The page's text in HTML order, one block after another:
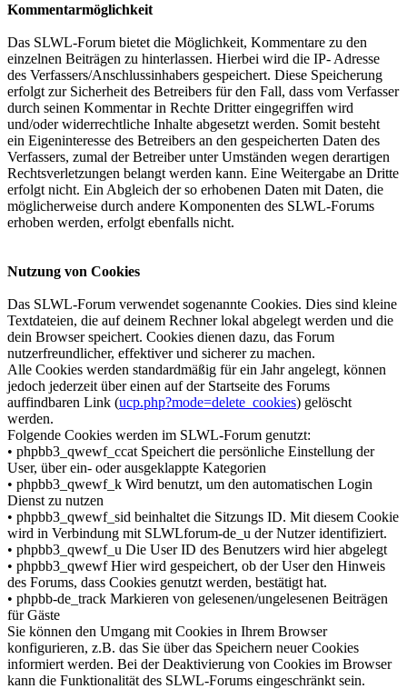
Kommentarmöglichkeit
Das SLWL-Forum bietet die Möglichkeit, Kommentare zu den
einzelnen Beiträgen zu hinterlassen. Hierbei wird die IP- Adresse
des Verfassers/Anschlussinhabers gespeichert. Diese Speicherung
erfolgt zur Sicherheit des Betreibers für den Fall, dass vom Verfasser
durch seinen Kommentar in Rechte Dritter eingegriffen wird
und/oder widerrechtliche Inhalte abgesetzt werden. Somit besteht
ein Eigeninteresse des Betreibers an den gespeicherten Daten des
Verfassers, zumal der Betreiber unter Umständen wegen derartigen
Rechtsverletzungen belangt werden kann. Eine Weitergabe an Dritte
erfolgt nicht. Ein Abgleich der so erhobenen Daten mit Daten, die
möglicherweise durch andere Komponenten des SLWL-Forums
erhoben werden, erfolgt ebenfalls nicht.
Nutzung von Cookies
Das SLWL-Forum verwendet sogenannte Cookies. Dies sind kleine
Textdateien, die auf deinem Rechner lokal abgelegt werden und die
dein Browser speichert. Cookies dienen dazu, das Forum
nutzerfreundlicher, effektiver und sicherer zu machen.
Alle Cookies werden standardmäßig für ein Jahr angelegt, können
jedoch jederzeit über einen auf der Startseite des Forums
auffindbaren Link (ucp.php?mode=delete_cookies) gelöscht
werden.
Folgende Cookies werden im SLWL-Forum genutzt:
• phpbb3_qwewf_ccat Speichert die persönliche Einstellung der
User, über ein- oder ausgeklappte Kategorien
• phpbb3_qwewf_k Wird benutzt, um den automatischen Login
Dienst zu nutzen
• phpbb3_qwewf_sid beinhaltet die Sitzungs ID. Mit diesem Cookie
wird in Verbindung mit SLWLforum-de_u der Nutzer identifiziert.
• phpbb3_qwewf_u Die User ID des Benutzers wird hier abgelegt
• phpbb3_qwewf Hier wird gespeichert, ob der User den Hinweis
des Forums, dass Cookies genutzt werden, bestätigt hat.
• phpbb-de_track Markieren von gelesenen/ungelesenen Beiträgen
für Gäste
Sie können den Umgang mit Cookies in Ihrem Browser
konfigurieren, z.B. das Sie über das Speichern neuer Cookies
informiert werden. Bei der Deaktivierung von Cookies im Browser
kann die Funktionalität des SLWL-Forums eingeschränkt sein.